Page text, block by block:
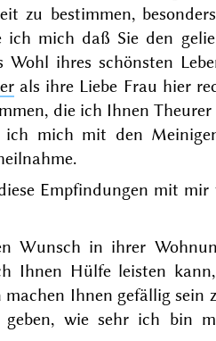
zu bestimmen,
ich mich daß Sie den
Wohl ihres schönsten
als ihre Liebe Frau hier
die ich Ihnen
ich mich mit den
Empfindungen mit
Wunsch in ihrer
Ihnen Hülfe leisten
Ihnen gefällig
geben, wie sehr ich bin